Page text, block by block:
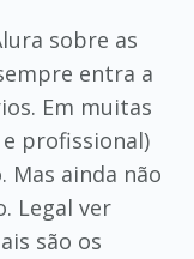
sobre as
entra a
Em muitas
profissional)
Mas ainda não
Legal ver
são os